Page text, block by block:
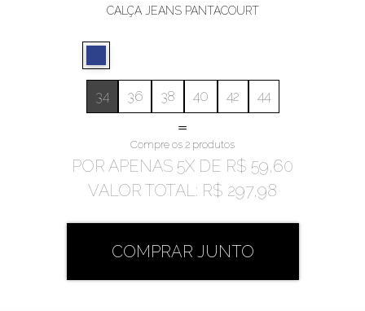
CALÇA JEANS PANTACOURT
34 36 38 40 42 44
=
Compre os 2 produtos
POR APENAS 5X DE R$ 59,60
VALOR TOTAL: R$ 297,98
COMPRAR JUNTO